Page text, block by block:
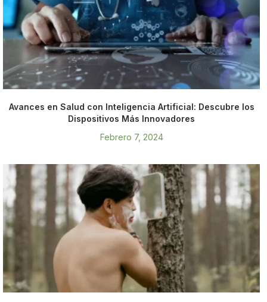
Avances en Salud con Inteligencia Artificial: Descubre los
Dispositivos Más Innovadores
Febrero 7, 2024